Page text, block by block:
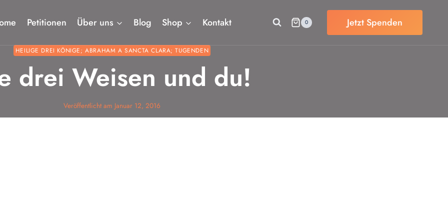
Petitionen Über uns Blog Shop Kontakt 0 Jetzt Spenden
HEILIGE DREI KÖNIGE; ABRAHAM A SANCTA CLARA; TUGENDEN
drei Weisen und du!
Veröffentlicht am Januar 12, 2016